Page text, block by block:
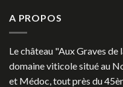
A PROPOS
Le château "Aux Graves de
domaine viticole situé au
et Médoc, tout près du